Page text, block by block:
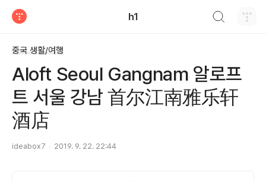
h1
중국 생활/여행
Aloft Seoul Gangnam 알로프
트 서울 강남 首尔江南雅乐轩
酒店
ideabox7 2019. 9. 22. 22:44